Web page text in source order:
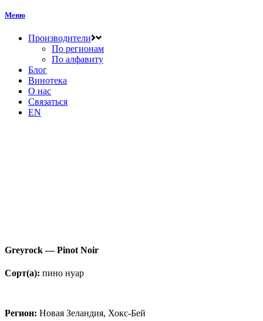
Меню
Производители
По регионам
По алфавиту
Блог
Винотека
О нас
Связаться
EN
Greyrock — Pinot Noir
Сорт(а): пино нуар
Регион: Новая Зеландия, Хокс-Бей